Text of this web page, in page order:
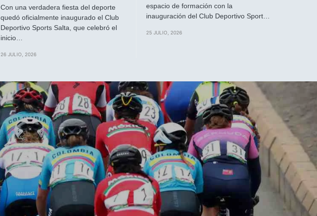
Con una verdadera fiesta del deporte
quedó oficialmente inaugurado el Club
Deportivo Sports Salta, que celebró el
inicio…
26 JULIO, 2026
espacio de formación con la
inauguración del Club Deportivo Sport…
25 JULIO, 2026